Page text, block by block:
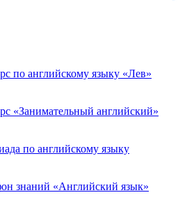
по английскому языку «Лев»
«Занимательный английский»
по английскому языку
знаний «Английский язык»